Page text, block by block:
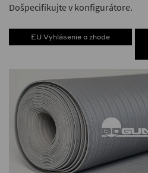
Došpecifikujte v konfigurátore.
EU Vyhlásenie o zhode